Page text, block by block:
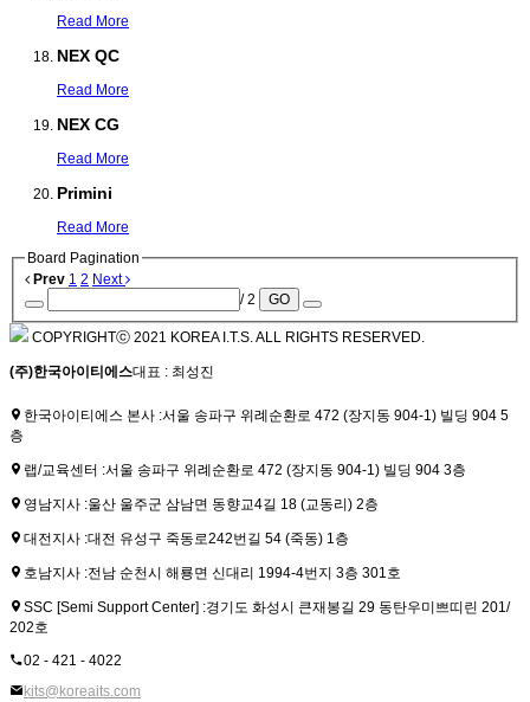
Read More
NEX QC
Read More
NEX CG
Read More
Primini
Read More
Board Pagination
Prev 1 2 Next
/ 2
GO
COPYRIGHTⓒ 2021 KOREA I.T.S. ALL RIGHTS RESERVED.
(주)한국아이티에스대표 : 최성진
한국아이티에스 본사 :서울 송파구 위례순환로 472 (장지동 904-1) 빌딩 904 5
층
랩/교육센터 :서울 송파구 위례순환로 472 (장지동 904-1) 빌딩 904 3층
영남지사 :울산 울주군 삼남면 동향교4길 18 (교동리) 2층
대전지사 :대전 유성구 죽동로242번길 54 (죽동) 1층
호남지사 :전남 순천시 해룡면 신대리 1994-4번지 3층 301호
SSC [Semi Support Center] :경기도 화성시 큰재봉길 29 동탄우미쁘띠린 201/
202호
02 - 421 - 4022
kits@koreaits.com